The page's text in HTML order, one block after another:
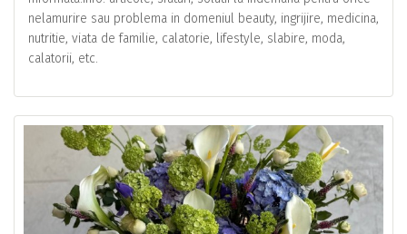
nelamurire sau problema in domeniul beauty, ingrijire, medicina,
nutritie, viata de familie, calatorie, lifestyle, slabire, moda,
calatorii, etc.